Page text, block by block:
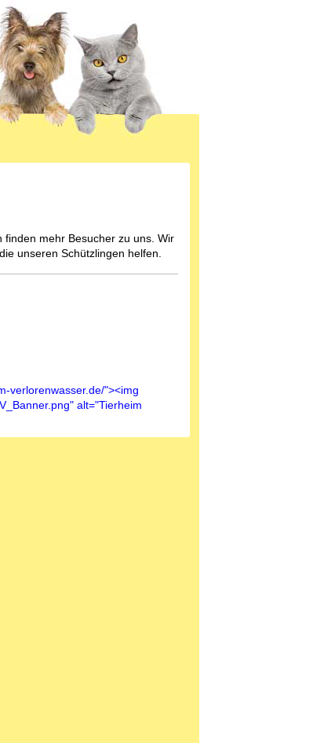
mehr Besucher zu uns. Wir
unseren Schützlingen helfen.
verlorenwasser.de/"><img
alt="Tierheim